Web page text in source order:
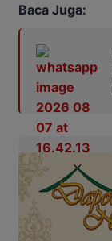
Baca Juga: